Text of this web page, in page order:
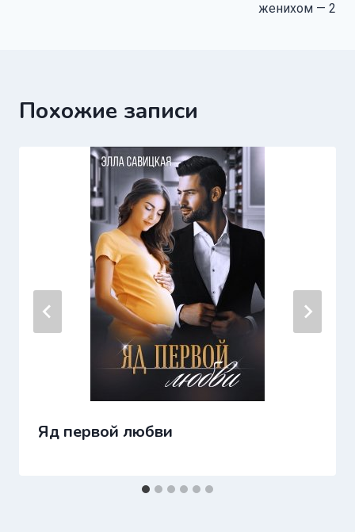
женихом — 2
Похожие записи
Яд первой любви